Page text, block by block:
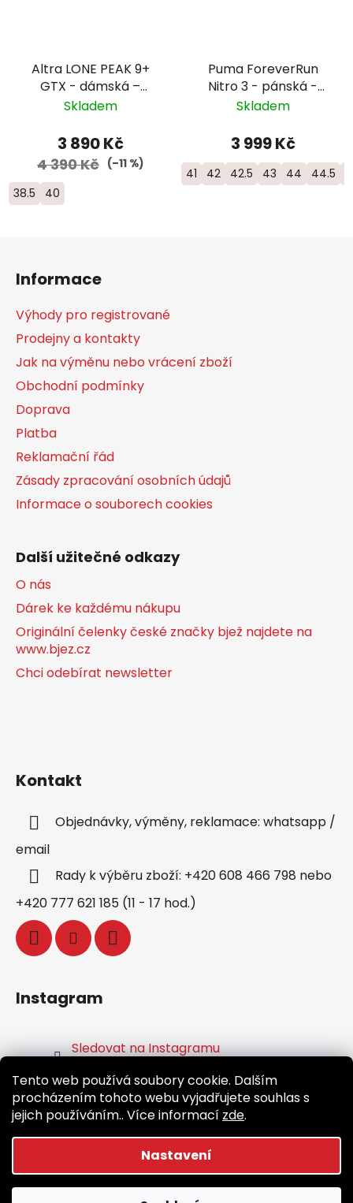
Tento web používá soubory cookie. Dalším
procházením tohoto webu vyjadřujete souhlas s
jejich používáním.. Více informací zde.
Nastavení
Altra LONE PEAK 9+
GTX - dámská –
zelená
Skladem
3 890 Kč
4 390 Kč (–11 %)
38.5 40
Puma ForeverRun
Nitro 3 - pánská -
modrá
Skladem
3 999 Kč
41 42 42.5 43 44 44.5
Informace
Výhody pro registrované
Prodejny a kontakty
Jak na výměnu nebo vrácení zboží
Obchodní podmínky
Doprava
Platba
Reklamační řád
Zásady zpracování osobních údajů
Informace o souborech cookies
Další užitečné odkazy
O nás
Dárek ke každému nákupu
Originální čelenky české značky bjež najdete na
www.bjez.cz
Chci odebírat newsletter
Kontakt
Objednávky, výměny, reklamace: whatsapp /
email
Rady k výběru zboží: +420 608 466 798 nebo
+420 777 621 185 (11 - 17 hod.)
Instagram
Sledovat na Instagramu
Facebook
Vytvořil Shoptet